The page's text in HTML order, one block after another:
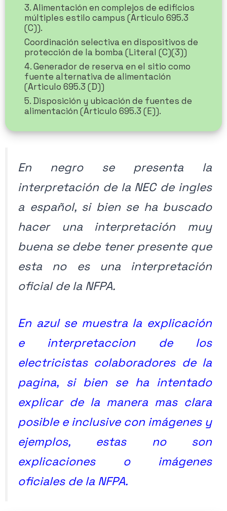
3. Alimentación en complejos de edificios
múltiples estilo campus (Articulo 695.3
(C)).
Coordinación selectiva en dispositivos de
protección de la bomba (Literal (C)(3))
4. Generador de reserva en el sitio como
fuente alternativa de alimentación
(Articulo 695.3 (D))
5. Disposición y ubicación de fuentes de
alimentación (Articulo 695.3 (E)).
En negro se presenta la
interpretación de la NEC de ingles
a español, si bien se ha buscado
hacer una interpretación muy
buena se debe tener presente que
esta no es una interpretación
oficial de la NFPA.
En azul se muestra la explicación
e interpretaccion de los
electricistas colaboradores de la
pagina, si bien se ha intentado
explicar de la manera mas clara
posible e inclusive con imágenes y
ejemplos, estas no son
explicaciones o imágenes
oficiales de la NFPA.